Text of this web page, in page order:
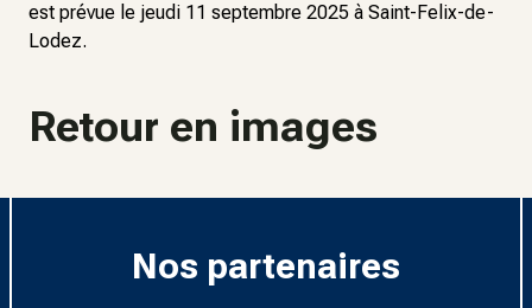
est prévue le jeudi 11 septembre 2025 à Saint-Felix-de-
Lodez.
Retour en images
Nos partenaires